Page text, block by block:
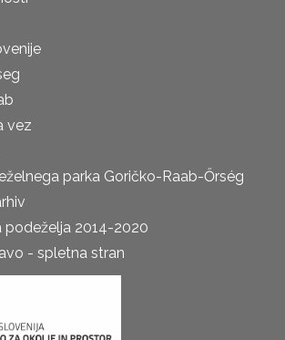
vez
parka Goričko-Raab-Őrség
podeželja 2014-2020
- spletna stran